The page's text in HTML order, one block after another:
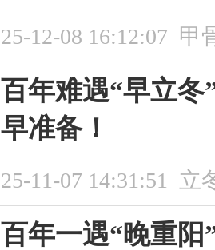
25-12-08 16:12:07 甲
百年难遇“早立
早准备！
25-11-07 14:31:51 立
百年一遇“晚重